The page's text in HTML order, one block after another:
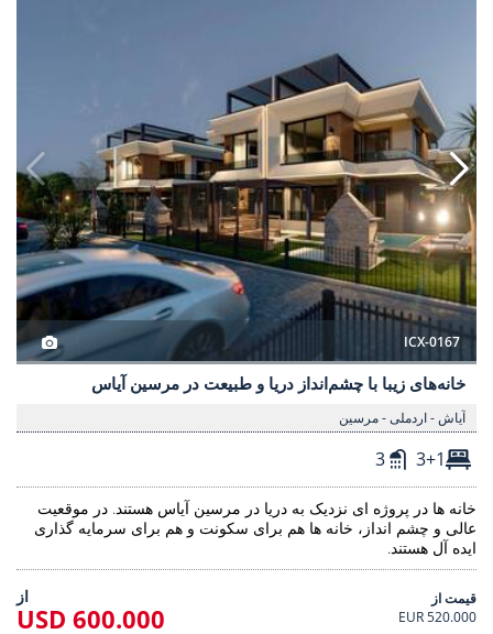
ICX-0167
خانه‌های زیبا با چشم‌انداز دریا و طبیعت در مرسین آیاس
آیاش - اردملی - مرسین
3+1
3
خانه ها در پروژه ای نزدیک به دریا در مرسین آیاس هستند. در موقعیت
عالی و چشم انداز، خانه ها هم برای سکونت و هم برای سرمایه گذاری
ایده آل هستند.
قیمت از
520.000 EUR
از
600.000 USD